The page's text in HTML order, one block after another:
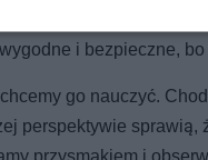
Sprzęt dla psów
i bezpieczne,
go nauczyć.
perspektywie sprawią,
przysmakiem i